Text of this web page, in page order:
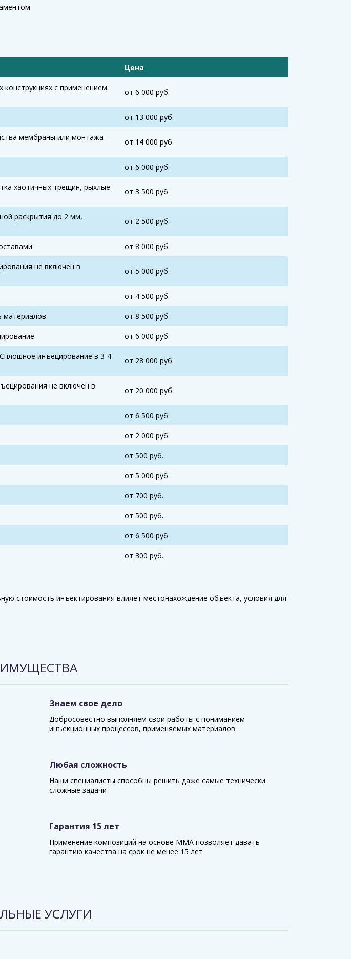
Цена
с применением
от 6 000 руб.
от 13 000 руб.
мембраны или монтажа
от 14 000 руб.
от 6 000 руб.
хаотичных трещин, рыхлые
от 3 500 руб.
раскрытия до 2 мм,
от 2 500 руб.
от 8 000 руб.
не включен в
от 5 000 руб.
от 4 500 руб.
материалов от 8 500 руб.
от 6 000 руб.
инъецирование в 3-4
от 28 000 руб.
не включен в
от 20 000 руб.
от 6 500 руб.
от 2 000 руб.
от 500 руб.
от 5 000 руб.
от 700 руб.
от 500 руб.
от 6 500 руб.
от 300 руб.
стоимость инъектирования влияет местонахождение объекта, условия для
Знаем свое дело
Добросовестно выполняем свои работы с пониманием
инъекционных процессов, применяемых материалов
Любая сложность
Наши специалисты способны решить даже самые технически
сложные задачи
Гарантия 15 лет
Применение композиций на основе ММА позволяет давать
гарантию качества на срок не менее 15 лет
УСЛУГИ